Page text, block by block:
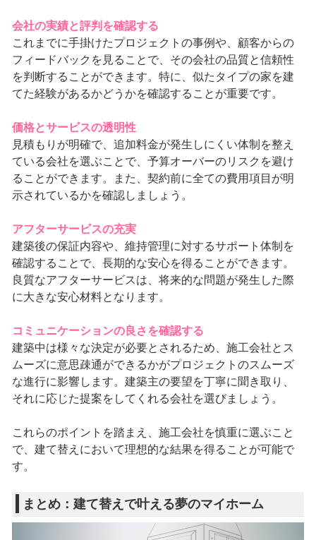
会社の実績と評判を確認する
これまでに手掛けたプロジェクトの事例や、顧客からの
フィードバックを見ることで、その会社の品質と信頼性
を判断することができます。特に、似たタイプの家を建
てた経験があるかどうかを確認することが重要です。
価格とサービスの透明性
見積もりが明確で、追加料金が発生しにくい体制を整え
ている会社を選ぶことで、予算オーバーのリスクを避け
ることができます。また、契約前に全ての費用項目が明
示されているかを確認しましょう。
アフターサービスの充実
建築後の保証内容や、維持管理に対するサポート体制を
確認することで、長期的な安心を得ることができます。
良質なアフターサービスは、将来的な問題が発生した際
に大きな安心材料となります。
コミュニケーションの良さを確認する
建築中は様々な決定が必要とされるため、施工会社とス
ムーズに意思疎通ができるかがプロジェクトのスムーズ
な進行に影響します。建築主の要望を丁寧に聞き取り、
それに応じた提案をしてくれる会社を選びましょう。
これらのポイントを踏まえ、施工会社を慎重に選ぶこと
で、建て替えにおいて理想的な結果を得ることが可能で
す。
まとめ：建て替えで叶える夢のマイホーム